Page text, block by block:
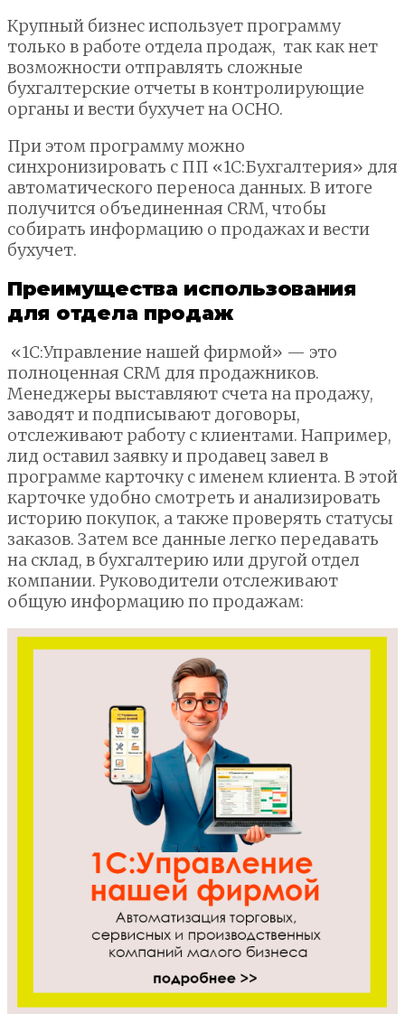
Крупный бизнес использует программу
только в работе отдела продаж, так как нет
возможности отправлять сложные
бухгалтерские отчеты в контролирующие
органы и вести бухучет на ОСНО.
При этом программу можно
синхронизировать с ПП «1С:Бухгалтерия» для
автоматического переноса данных. В итоге
получится объединенная CRM, чтобы
собирать информацию о продажах и вести
бухучет.
Преимущества использования
для отдела продаж
«1С:Управление нашей фирмой» — это
полноценная CRM для продажников.
Менеджеры выставляют счета на продажу,
заводят и подписывают договоры,
отслеживают работу с клиентами. Например,
лид оставил заявку и продавец завел в
программе карточку с именем клиента. В этой
карточке удобно смотреть и анализировать
историю покупок, а также проверять статусы
заказов. Затем все данные легко передавать
на склад, в бухгалтерию или другой отдел
компании. Руководители отслеживают
общую информацию по продажам: